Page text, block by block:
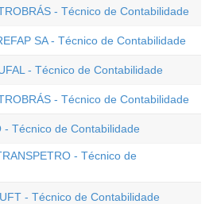
- Técnico de Contabilidade
SA - Técnico de Contabilidade
- Técnico de Contabilidade
- Técnico de Contabilidade
- Técnico de Contabilidade
- Técnico de
- Técnico de Contabilidade